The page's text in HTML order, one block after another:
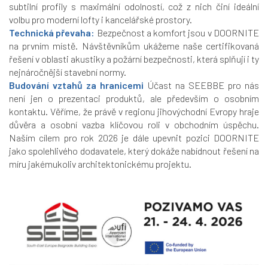
subtilní profily s maximální odolností, což z nich činí ideální
volbu pro moderní lofty i kancelářské prostory.
Technická převaha: Bezpečnost a komfort jsou v DOORNITE
na prvním místě. Návštěvníkům ukážeme naše certifikovaná
řešení v oblasti akustiky a požární bezpečnosti, která splňují i ty
nejnáročnější stavební normy.
Budování vztahů za hranicemi Účast na SEEBBE pro nás
není jen o prezentaci produktů, ale především o osobním
kontaktu. Věříme, že právě v regionu jihovýchodní Evropy hraje
důvěra a osobní vazba klíčovou roli v obchodním úspěchu.
Naším cílem pro rok 2026 je dále upevnit pozici DOORNITE
jako spolehlivého dodavatele, který dokáže nabídnout řešení na
míru jakémukoliv architektonickému projektu.